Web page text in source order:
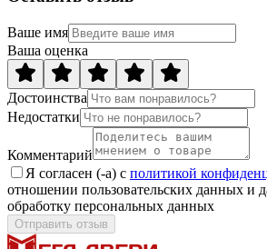
Ваше имя
Ваша оценка
Достоинства
Недостатки
Комментарий
Я согласен (-а) с политикой
отношении пользовательских данных и
обработку персональных данных
Отправить отзыв